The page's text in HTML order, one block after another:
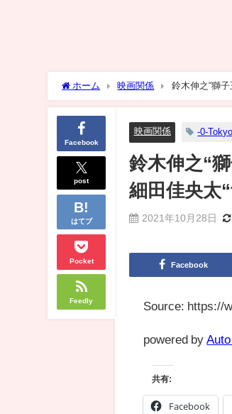
ホーム 映画関係
鈴木伸之“獅
話
Facebook
post
はてブ
Pocket
Feedly
映画関係 -0-Tokyo
鈴木伸之“
細田佳央太
2021年10月28日
Facebook
Source: https://
powered by
共有:
Facebook